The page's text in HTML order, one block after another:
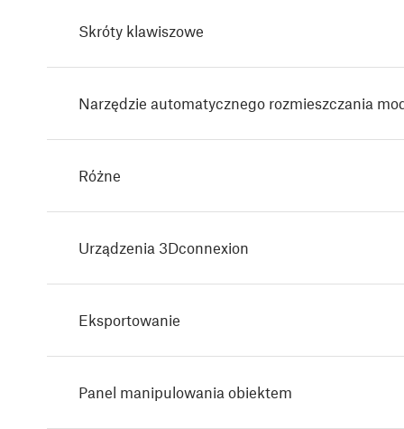
Skróty klawiszowe
Narzędzie automatycznego rozmieszczania
Różne
Urządzenia 3Dconnexion
Eksportowanie
Panel manipulowania obiektem